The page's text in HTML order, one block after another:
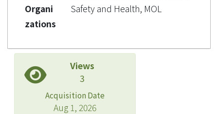
Organi
zations
Safety and Health, MOL
Views
3
Acquisition Date
Aug 1, 2026